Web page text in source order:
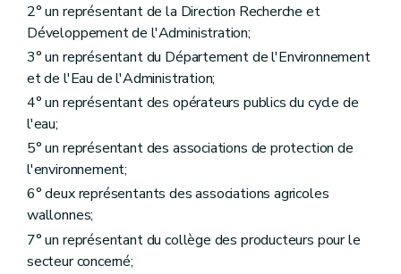
2° un représentant de la Direction Recherche et
Développement de l'Administration;
3° un représentant du Département de l'Environnement
et de l'Eau de l'Administration;
4° un représentant des opérateurs publics du cycle de
l'eau;
5° un représentant des associations de protection de
l'environnement;
6° deux représentants des associations agricoles
wallonnes;
7° un représentant du collège des producteurs pour le
secteur concerné;